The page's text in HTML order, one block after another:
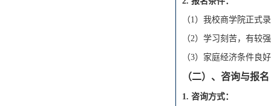
（1）我校商学院正式
（2）学习刻苦，有较
（3）家庭经济条件良
（二）、咨询与报名
1. 咨询方式：